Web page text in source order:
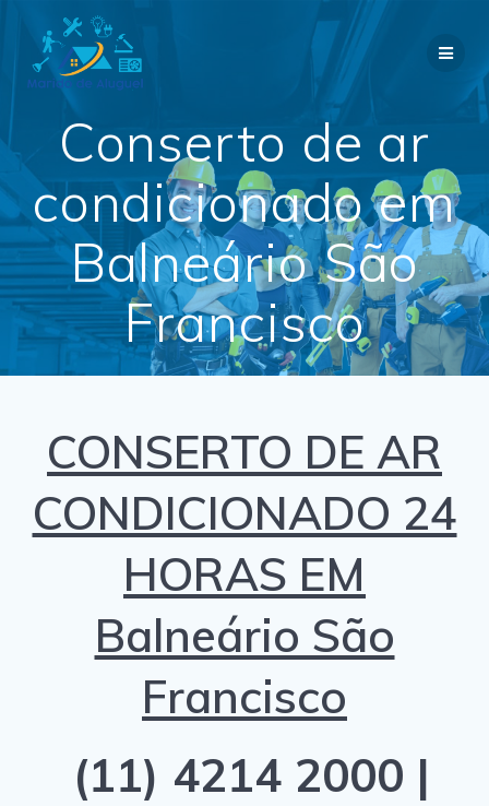
Conserto de ar
condicionado em
Balneário São
Francisco
CONSERTO DE AR
CONDICIONADO 24
HORAS EM
Balneário São
Francisco
(11) 4214 2000 |